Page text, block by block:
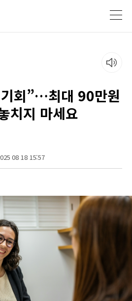
회”…최대 90만원
치지 마세요
08 18 15:57